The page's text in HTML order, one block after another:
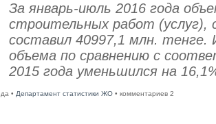
За январь-июль 2016 года
строительных работ (услуг),
составил 40997,1 млн. тенге.
объема по сравнению с
2015 года уменьшился на
• Департамент статистики ЖО • комментариев 2